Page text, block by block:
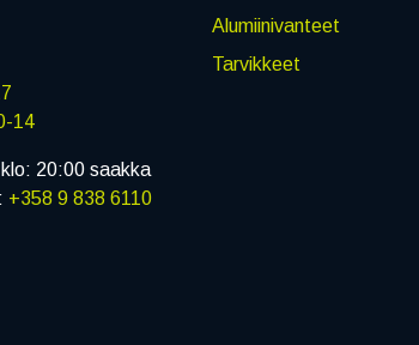
14
20:00 saakka
+358 9 838 6110
Alumiinivanteet
Tarvikkeet